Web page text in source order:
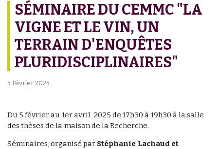
SÉMINAIRE DU CEMMC "LA
VIGNE ET LE VIN, UN
TERRAIN D'ENQUÊTES
PLURIDISCIPLINAIRES"
5 Février 2025
Du 5 février au 1er avril 2025 de 17h30 à 19h30 à la salle
des thèses de la maison de la Recherche.
Séminaires, organisé par Stéphanie Lachaud et